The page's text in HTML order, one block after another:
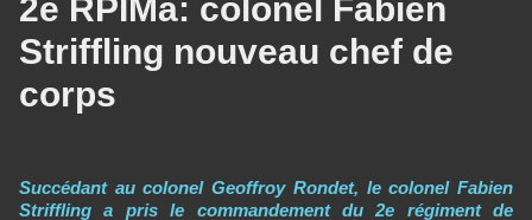
2e RPIMa: colonel Fabien
Striffling nouveau chef de
corps
Succédant au colonel Geoffroy Rondet, le colonel Fabien
Striffling a pris le commandement du 2e régiment de